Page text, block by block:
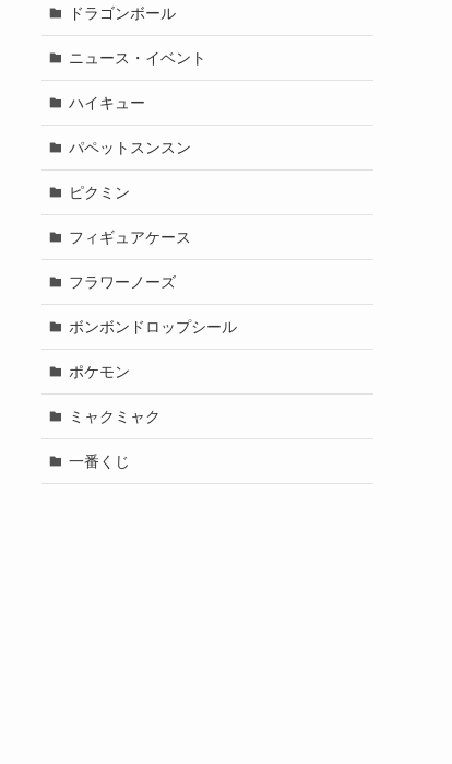
ドラゴンボール
ニュース・イベント
ハイキュー
パペットスンスン
ピクミン
フィギュアケース
フラワーノーズ
ボンボンドロップシール
ポケモン
ミャクミャク
一番くじ